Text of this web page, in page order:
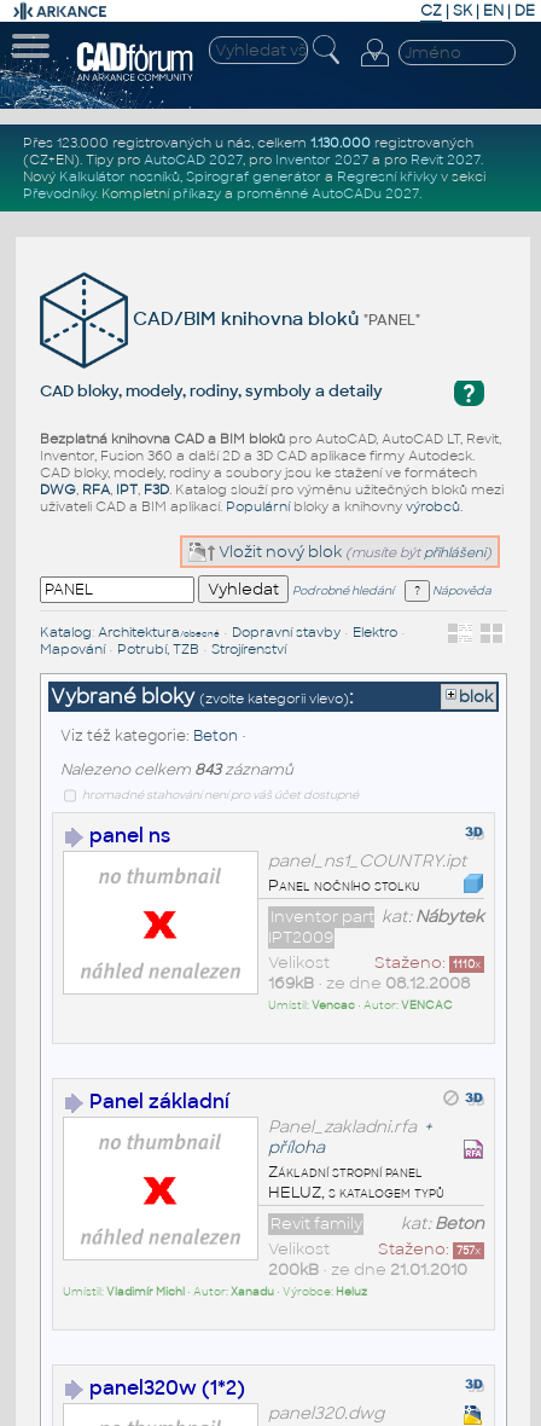
CZ | SK| EN | DE
Přes 123.000 registrovaných u nás, celkem 1.130.000registrovaných
(CZ+EN). Tipy pro AutoCAD 2027, pro Inventor 2027a pro Revit 2027.
Nový Kalkulátor nosníků, Spirograf generátor a Regresní křivkyv sekci
Převodníky. Kompletní příkazya proměnné AutoCADu 2027.
CAD/BIM knihovna bloků"PANEL"
?
CAD bloky, modely, rodiny, symboly a detaily
Bezplatná knihovna CAD a BIM blokůpro AutoCAD, AutoCAD LT, Revit,
Inventor, Fusion 360 a další 2D a 3D CAD aplikace firmy Autodesk.
CAD bloky, modely, rodiny a soubory jsou ke stažení ve formátech
DWG, RFA, IPT, F3D. Katalog slouží pro výměnu užitečných bloků mezi
uživateli CAD a BIM aplikací. Populárníbloky a knihovny výrobců.
Vložit nový blok (musíte být přihlášeni)
Podrobné hledání Nápověda
Katalog: Architektura/obecné• Dopravní stavby• Elektro•
Mapování• Potrubí, TZB • Strojírenství
Vybrané bloky (zvolte kategorii vlevo): blok
Viz též kategorie: Beton •
Nalezeno celkem 843záznamů
hromadné stahování není pro váš účet dostupné
panel ns
panel_ns1_COUNTRY.ipt
Panel nočního stolku
kat:Nábytek
Inventor part
IPT2009
Staženo: 1110x
Velikost
169kB• ze dne 08.12.2008
Umístil:Vencac• Autor:VENCAC
Panel základní
Panel_zakladni.rfa +
příloha
Základní stropní panel
HELUZ, s katalogem typů
kat:Beton
Revit family
Staženo: 757x
Velikost
200kB• ze dne 21.01.2010
Umístil:Vladimír Michl • Autor:Xanadu• Výrobce: Heluz
panel320w (1*2)
panel320.dwg